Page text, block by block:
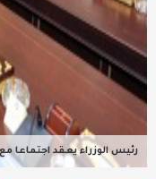
رئيس الوزراء يعقد اجتماعا
طب وصحة